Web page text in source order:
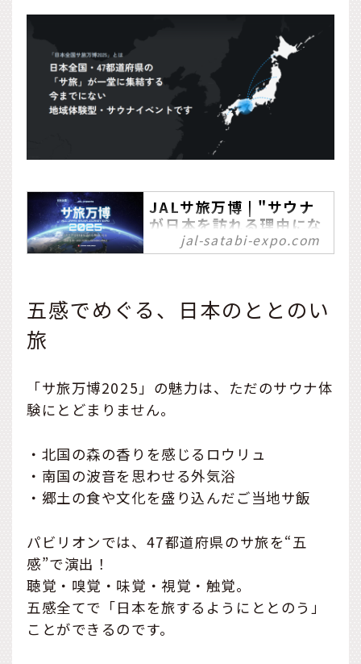
JALサ旅万博 | "サウナ
が日本を訪れる理由にな
旅」が一堂に集結する、今
までにない地域体験型・サ
本のサウナの未来を創造い
たします。
jal-satabi-expo.com
五感でめぐる、日本のととのい
旅
「サ旅万博2025」の魅力は、ただのサウナ体
験にとどまりません。
・北国の森の香りを感じるロウリュ
・南国の波音を思わせる外気浴
・郷土の食や文化を盛り込んだご当地サ飯
パビリオンでは、47都道府県のサ旅を“五
感”で演出！
聴覚・嗅覚・味覚・視覚・触覚。
五感全てで「日本を旅するようにととのう」
ことができるのです。